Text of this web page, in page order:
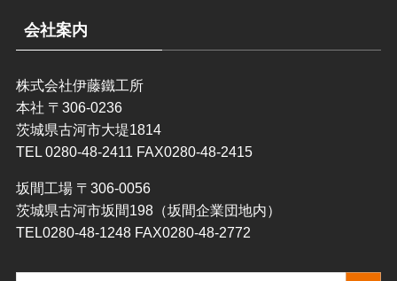
会社案内
株式会社伊藤鐵工所
本社 〒306-0236
茨城県古河市大堤1814
TEL 0280-48-2411 FAX0280-48-2415
坂間工場 〒306-0056
茨城県古河市坂間198（坂間企業団地内）
TEL0280-48-1248 FAX0280-48-2772